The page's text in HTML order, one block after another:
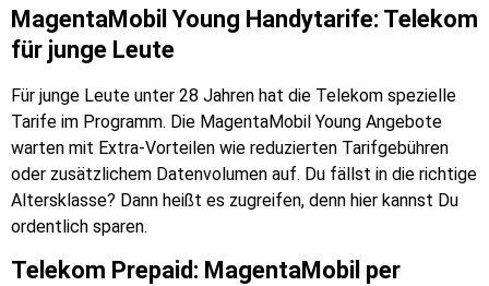
MagentaMobil Young Handytarife: Telekom
für junge Leute
Für junge Leute unter 28 Jahren hat die Telekom spezielle
Tarife im Programm. Die MagentaMobil Young Angebote
warten mit Extra-Vorteilen wie reduzierten Tarifgebühren
oder zusätzlichem Datenvolumen auf. Du fällst in die richtige
Altersklasse? Dann heißt es zugreifen, denn hier kannst Du
ordentlich sparen.
Telekom Prepaid: MagentaMobil per